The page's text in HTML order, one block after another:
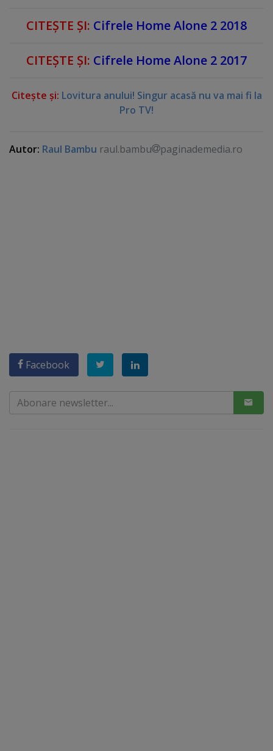
CITEŞTE ŞI: Cifrele Home Alone 2 2018
CITEŞTE ŞI: Cifrele Home Alone 2 2017
Citeşte şi: Lovitura anului! Singur acasă nu va mai fi la
Pro TV!
Autor: Raul Bambu raul.bambu paginademedia.ro
Facebook